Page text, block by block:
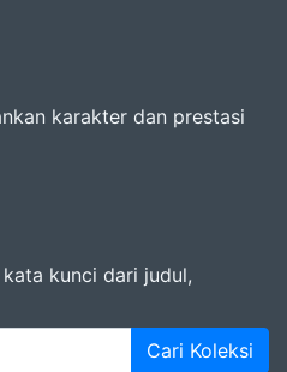
karakter dan prestasi
kunci dari judul,
Cari Koleksi